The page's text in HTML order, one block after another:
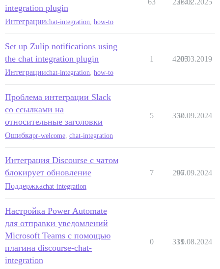
integration plugin
Интеграцииchat-integration how-to
63 23743
26.02.2025
Set up Zulip notifications using
the chat integration plugin
Интеграцииchat-integration how-to
1 4205
20.03.2019
Проблема интеграции Slack
со ссылками на
относительные заголовки
Ошибкаpr-welcome chat-integration
5 352
30.09.2024
Интеграция Discourse с чатом
блокирует обновление
Поддержкаchat-integration
7 296
07.09.2024
Настройка Power Automate
для отправки уведомлений
Microsoft Teams с помощью
плагина discourse-chat-
integration
0 331
19.08.2024